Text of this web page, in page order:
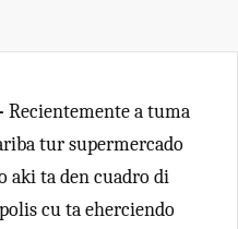
Recientemente a tuma
tur supermercado
aki ta den cuadro di
cu ta eherciendo